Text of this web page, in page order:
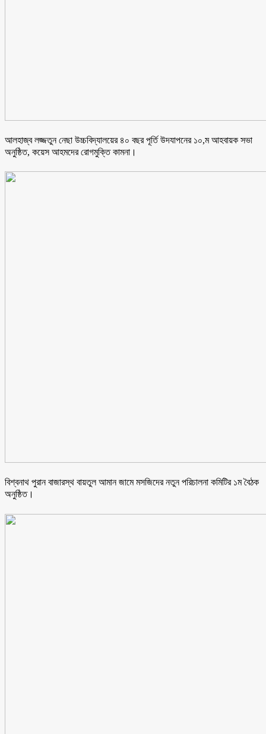
আলহাজ্ব লজ্জতুন নেছা উচ্চবিদ্যালয়ের ৪০ বছর পূর্তি উদযাপনের ১০,ম আহবায়ক সভা
অনুষ্ঠিত, কয়েস আহমদের রোগমুক্তি কামনা।
বিশ্বনাথ পুরান বাজারস্থ বায়তুল আমান জামে মসজিদের নতুন পরিচালনা কমিটির ১ম বৈঠক
অনুষ্ঠিত।